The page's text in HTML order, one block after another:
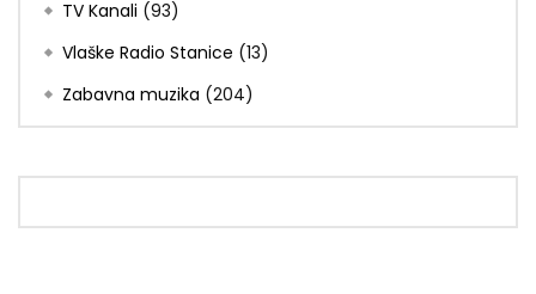
TV Kanali (93)
Vlaške Radio Stanice (13)
Zabavna muzika (204)